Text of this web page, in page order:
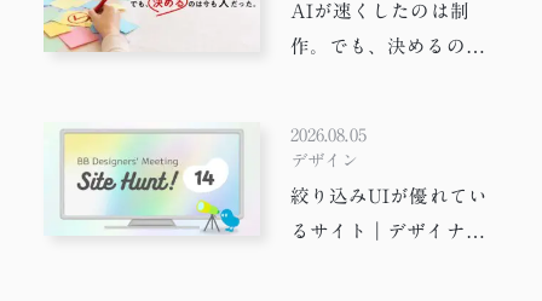
AIが速くしたのは制
作。でも、決めるのは
2026.08.05
デザイン
絞り込みUIが優れてい
るサイト｜デザイナー